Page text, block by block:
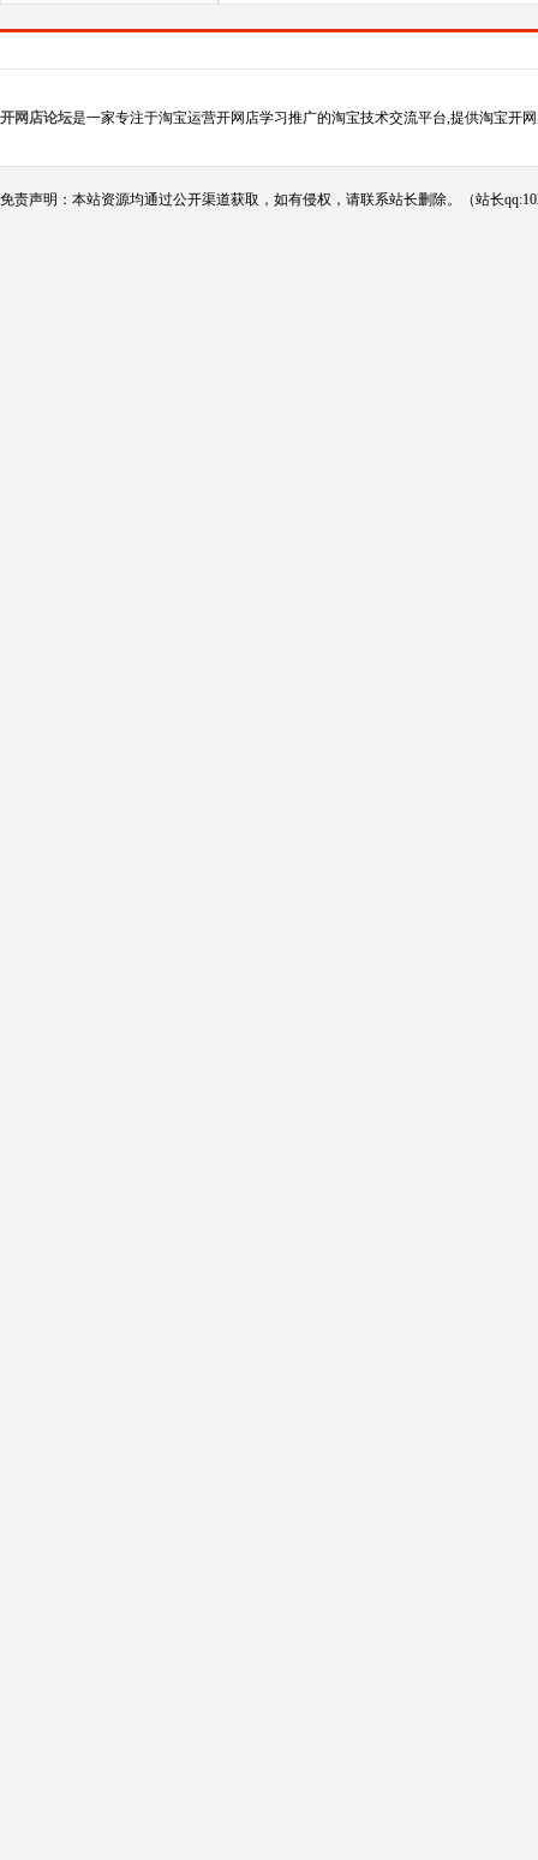
开网店论坛是一家专注于淘宝运营开网店学习推广的淘宝技术交流平台,提供淘宝开
免责声明：本站资源均通过公开渠道获取，如有侵权，请联系站长删除。（站长